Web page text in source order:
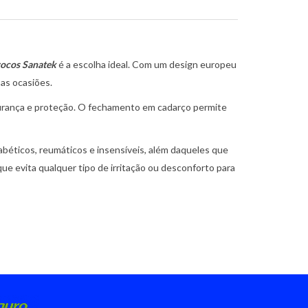
Sanateké a escolha ideal. Com um design europeu
ocasiões.
e proteção. O fechamento em cadarço permite
reumáticos e insensíveis, além daqueles que
evita qualquer tipo de irritação ou desconforto para